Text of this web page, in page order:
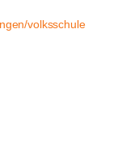
volksschule